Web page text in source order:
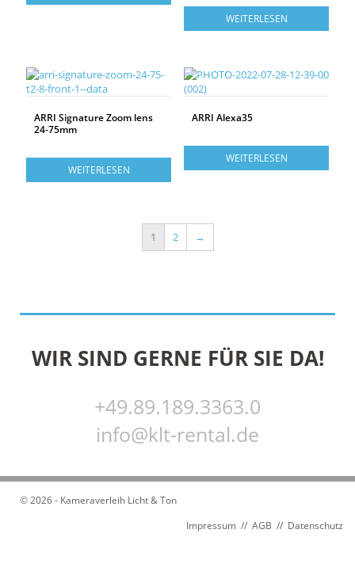
WEITERLESEN
ARRI Signature Zoom lens
24-75mm
WEITERLESEN
ARRI Alexa35
WEITERLESEN
1 2 →
WIR SIND GERNE FÜR SIE DA!
+49.89.189.3363.0
info@klt-rental.de
© 2026 - Kameraverleih Licht & Ton
Impressum // AGB // Datenschutz